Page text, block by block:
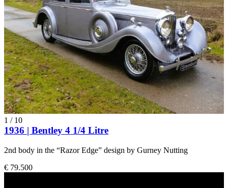
1 / 10
1936 | Bentley 4 1/4 Litre
2nd body in the “Razor Edge” design by Gurney Nutting
€ 79.500